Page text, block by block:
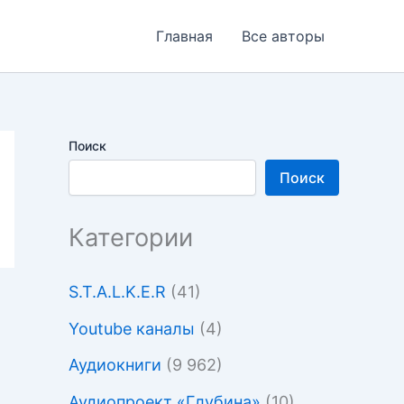
Главная Все авторы
Поиск
Поиск
Категории
S.T.A.L.K.E.R (41)
Youtube каналы (4)
Аудиокниги (9 962)